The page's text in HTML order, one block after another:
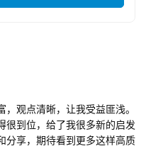
观点清晰，让我受益匪浅。
很到位，给了我很多新的启发
分享，期待看到更多这样高质